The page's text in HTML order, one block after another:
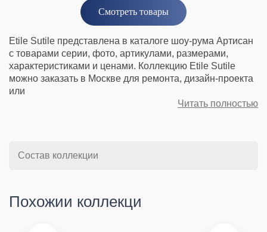
Смотреть товары
Etile Sutile представлена в каталоге шоу-рума Артисан
с товарами серии, фото, артикулами, размерами,
характеристиками и ценами. Коллекцию Etile Sutile
можно заказать в Москве для ремонта, дизайн-проекта
или
Читать полностью
Состав коллекции
Похожии коллекци